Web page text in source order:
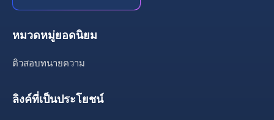
หมวดหมู่ยอดนิยม
ติวสอบทนายความ
ลิงค์ที่เป็นประโยชน์